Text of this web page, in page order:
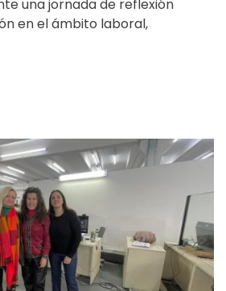
una jornada de reflexión
en el ámbito laboral,